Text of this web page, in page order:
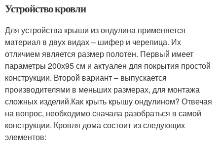
Устройство кровли
Для устройства крыши из ондулина применяется
материал в двух видах – шифер и черепица. Их
отличием является размер полотен. Первый имеет
параметры 200х95 см и актуален для покрытия простой
конструкции. Второй вариант – выпускается
производителями в меньших размерах, для монтажа
сложных изделий.Как крыть крышу ондулином? Отвечая
на вопрос, необходимо сначала разобраться в самой
конструкции. Кровля дома состоит из следующих
элементов: